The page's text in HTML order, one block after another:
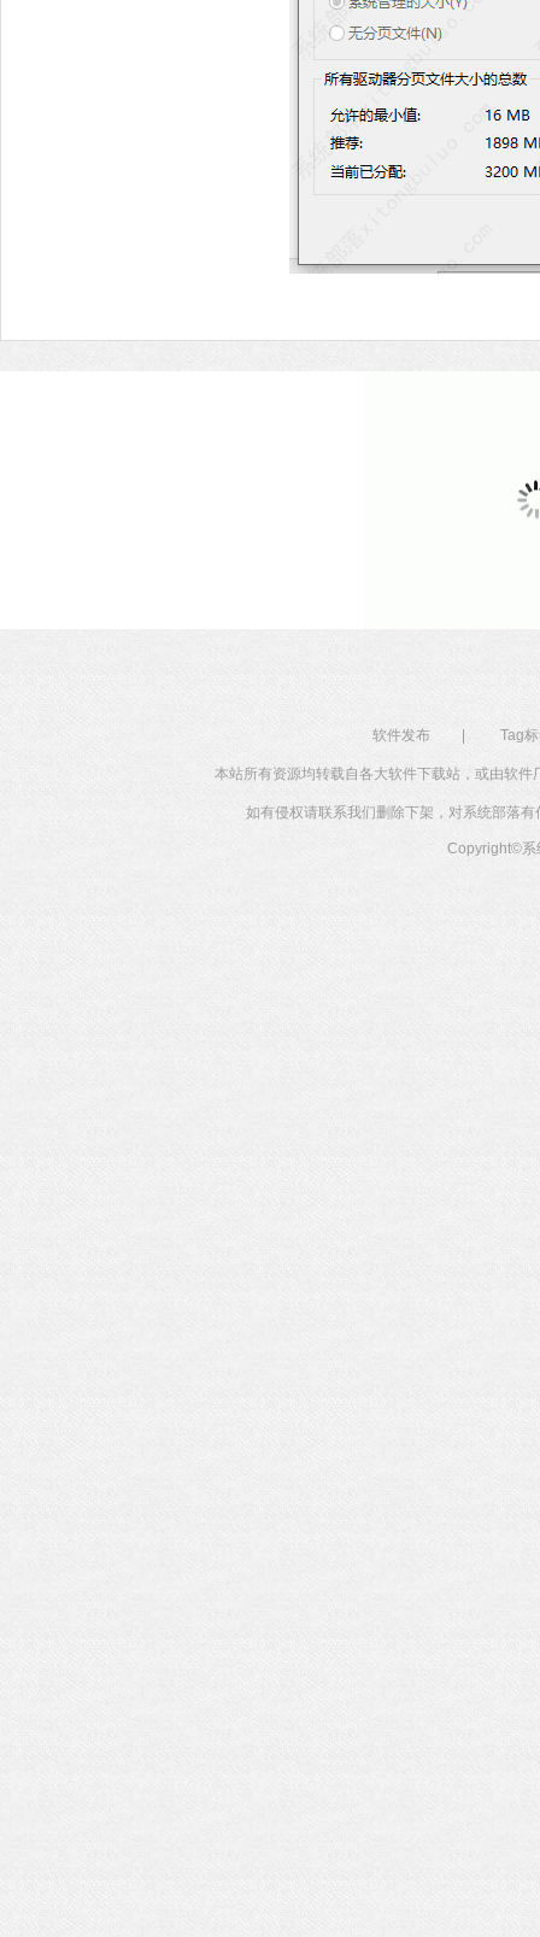
软件发布 Tag
本站所有资源均转载自各大软件下载站，或由软
如有侵权请联系我们删除下架，对系统部落
Copyright©系